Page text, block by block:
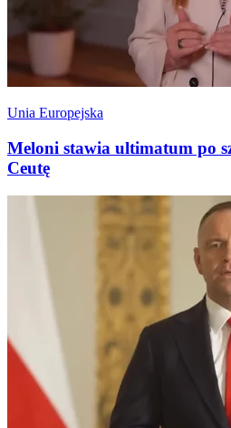
Unia Europejska
Meloni stawia ultimatum po
Ceutę